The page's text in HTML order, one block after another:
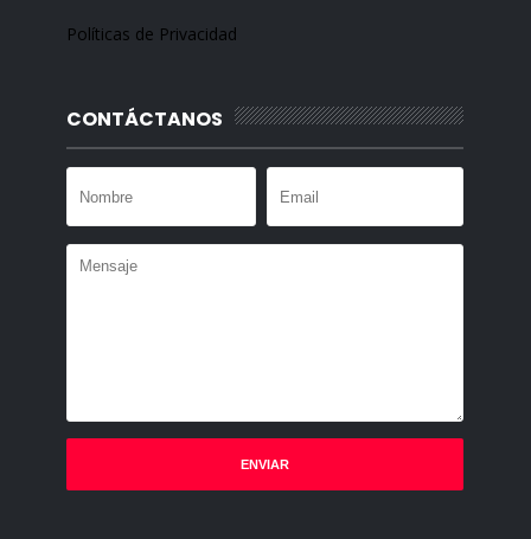
Políticas de Privacidad
CONTÁCTANOS